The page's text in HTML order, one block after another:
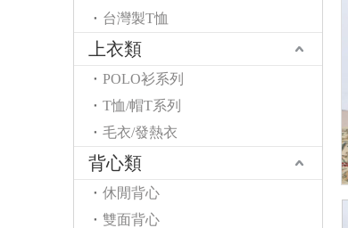
台灣製T恤
上衣類
POLO衫系列
T恤/帽T系列
毛衣/發熱衣
背心類
休閒背心
雙面背心